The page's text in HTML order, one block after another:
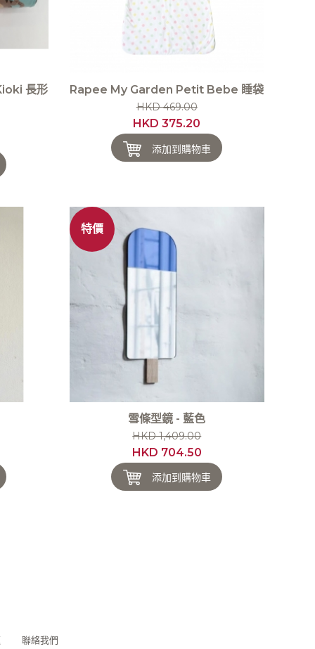
長形 Rapee My Garden Petit Bebe 睡袋
HKD 469.00
HKD 375.20
添加到購物車
特價
雪條型鏡 - 藍色
HKD 1,409.00
HKD 704.50
添加到購物車
聯絡我們